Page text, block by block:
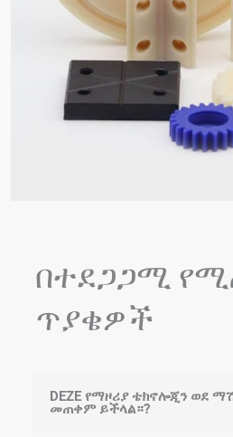
በተደጋጋሚ
ጥያቄዎች
DEZE የማዞሪያ ቴክኖሎጂን ወደ
መጠቀም ይችላል።?